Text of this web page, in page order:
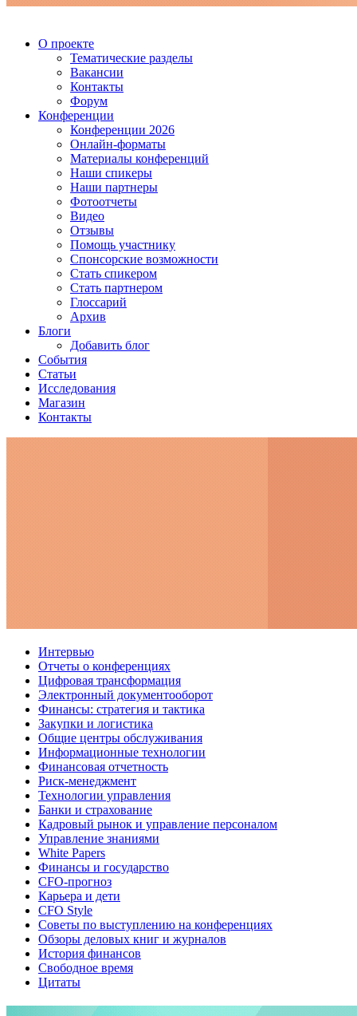
О проекте
Тематические разделы
Вакансии
Контакты
Форум
Конференции
Конференции 2026
Онлайн-форматы
Материалы конференций
Наши спикеры
Наши партнеры
Фотоотчеты
Видео
Отзывы
Помощь участнику
Спонсорские возможности
Стать спикером
Стать партнером
Глоссарий
Архив
Блоги
Добавить блог
События
Статьи
Исследования
Магазин
Контакты
Интервью
Отчеты о конференциях
Цифровая трансформация
Электронный документооборот
Финансы: стратегия и тактика
Закупки и логистика
Общие центры обслуживания
Информационные технологии
Финансовая отчетность
Риск-менеджмент
Технологии управления
Банки и страхование
Кадровый рынок и управление персоналом
Управление знаниями
White Papers
Финансы и государство
CFO-прогноз
Карьера и дети
CFO Style
Советы по выступлению на конференциях
Обзоры деловых книг и журналов
История финансов
Свободное время
Цитаты